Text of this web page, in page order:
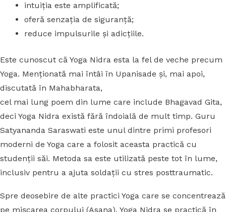
intuiția este amplificată;
oferă senzația de siguranță;
reduce impulsurile și adicțiile.
Este cunoscut că Yoga Nidra esta la fel de veche precum
Yoga. Menționată mai întâi în Upanisade și, mai apoi,
discutată în Mahabharata,
cel mai lung poem din lume care include Bhagavad Gita,
deci Yoga Nidra există fără îndoială de mult timp. Guru
Satyananda Saraswati este unul dintre primi profesori
moderni de Yoga care a folosit aceasta practică cu
studenții săi. Metoda sa este utilizată peste tot în lume,
inclusiv pentru a ajuta soldații cu stres posttraumatic.
Spre deosebire de alte practici Yoga care se concentrează
pe mișcarea corpului (Asana), Yoga Nidra se practică în